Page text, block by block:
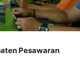
Pesawaran